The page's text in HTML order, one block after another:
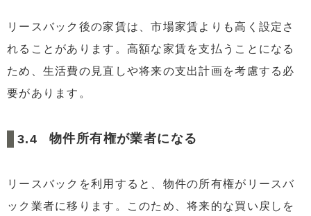
リースバック後の家賃は、市場家賃よりも高く設定さ
れることがあります。高額な家賃を支払うことになる
ため、生活費の見直しや将来の支出計画を考慮する必
要があります。
物件所有権が業者になる
リースバックを利用すると、物件の所有権がリースバ
ック業者に移ります。このため、将来的な買い戻しを